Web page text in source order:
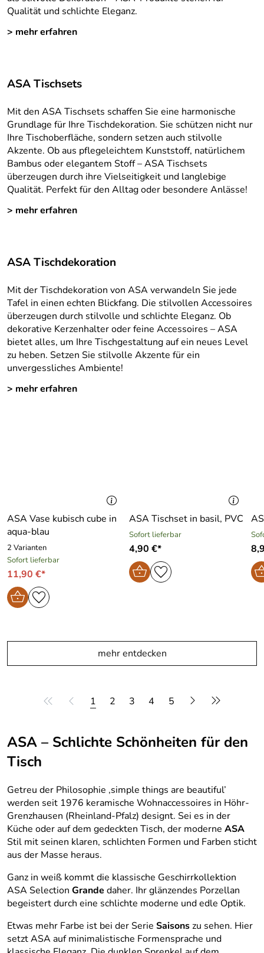
Qualität und schlichte Eleganz.
> mehr erfahren
ASA Tischsets
Mit den ASA Tischsets schaffen Sie eine harmonische
Grundlage für Ihre Tischdekoration. Sie schützen nicht nur
Ihre Tischoberfläche, sondern setzen auch stilvolle
Akzente. Ob aus pflegeleichtem Kunststoff, natürlichem
Bambus oder elegantem Stoff – ASA Tischsets
überzeugen durch ihre Vielseitigkeit und langlebige
Qualität. Perfekt für den Alltag oder besondere Anlässe!
> mehr erfahren
ASA Tischdekoration
Mit der Tischdekoration von ASA verwandeln Sie jede
Tafel in einen echten Blickfang. Die stilvollen Accessoires
überzeugen durch stilvolle und schlichte Eleganz. Ob
dekorative Kerzenhalter oder feine Accessoires – ASA
bietet alles, um Ihre Tischgestaltung auf ein neues Level
zu heben. Setzen Sie stilvolle Akzente für ein
unvergessliches Ambiente!
> mehr erfahren
ASA Vase kubisch cube in
aqua-blau
2 Varianten
Sofort lieferbar
11,90 €*
ASA Tischset in basil, PVC
Sofort lieferbar
4,90 €*
mehr entdecken
1 2 3 4 5
ASA – Schlichte Schönheiten für den
Tisch
Getreu der Philosophie ‚simple things are beautiful’
werden seit 1976 keramische Wohnaccessoires in Höhr-
Grenzhausen (Rheinland-Pfalz) designt. Sei es in der
Küche oder auf dem gedeckten Tisch, der moderne ASA
Stil mit seinen klaren, schlichten Formen und Farben sticht
aus der Masse heraus.
Ganz in weiß kommt die klassische Geschirrkollektion
ASA Selection Grande daher. Ihr glänzendes Porzellan
begeistert durch eine schlichte moderne und edle Optik.
Etwas mehr Farbe ist bei der Serie Saisonszu sehen. Hier
setzt ASA auf minimalistische Formensprache und